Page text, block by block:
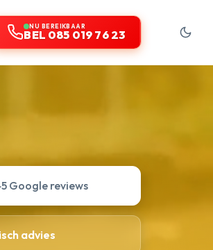
NU BEREIKBAAR
BEL 085 019 76 23
Google reviews
advies